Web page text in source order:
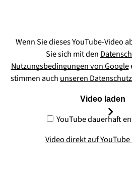
Wenn Sie dieses YouTube-Video
Sie sich mit den
Nutzungsbedingungen von Google
stimmen auch unseren
Video laden
YouTube dauerhaft
Video direkt auf